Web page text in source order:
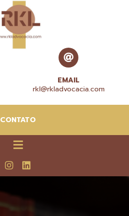
EMAIL
rkl@rkladvocacia.com
CONTATO